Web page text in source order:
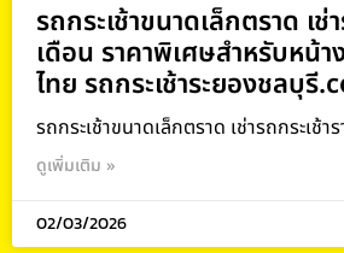
รถกระเช้าขนาดเล็กตราด เช่
เดือน ราคาพิเศษสำหรับหน้า
ไทย รถกระเช้าระยองชลบุรี
รถกระเช้าขนาดเล็กตราด เช่ารถกระเช้า
ดูเพิ่มเติม »
02/03/2026